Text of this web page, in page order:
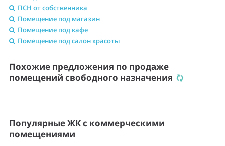
ПСН от собственника
Помещение под магазин
Помещение под кафе
Помещение под салон красоты
Похожие предложения по продаже
помещений свободного назначения
Популярные ЖК с коммерческими
помещениями